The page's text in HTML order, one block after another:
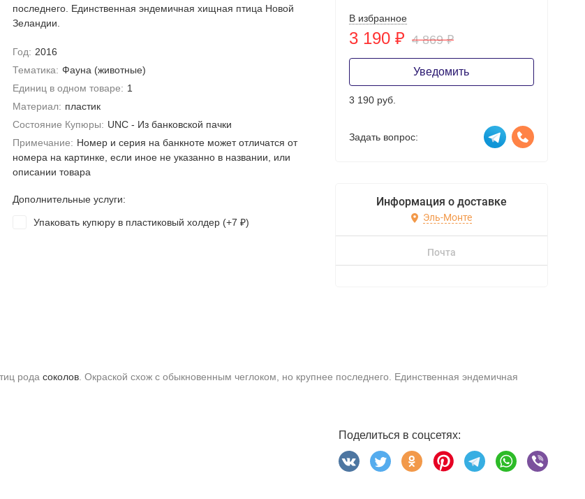
последнего. Единственная эндемичная хищная птица Новой
Зеландии.
Год: 2016
Тематика: Фауна (животные)
Единиц в одном товаре: 1
Материал: пластик
Состояние Купюры: UNC - Из банковской пачки
Примечание: Номер и серия на банкноте может отличатся от
номера на картинке, если иное не указанно в названии, или
описании товара
Дополнительные услуги:
Упаковать купюру в пластиковый холдер (+7 ₽)
В избранное
3 190 ₽ 4 869₽
Уведомить
3 190 руб.
Задать вопрос:
Информация о доставке
Эль-Монте
Почта
рода соколов. Окраской схож с обыкновенным чеглоком, но крупнее последнего. Единственная эндемичная
Поделиться в соцсетях: